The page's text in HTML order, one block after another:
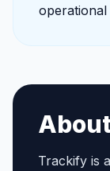
operational
Trackify is